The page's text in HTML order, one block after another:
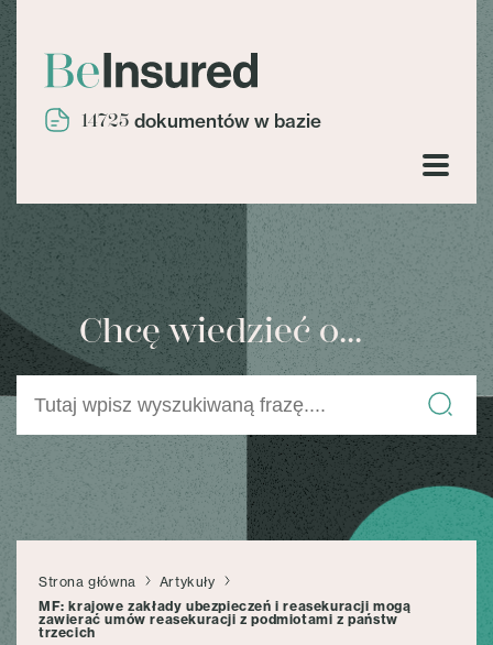
14725 dokumentów w bazie
Chcę wiedzieć o...
Strona główna
Artykuły
MF: krajowe zakłady ubezpieczeń i reasekuracji mogą
zawierać umów reasekuracji z podmiotami z państw
trzecich